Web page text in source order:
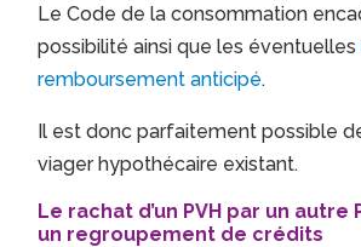
LeCode de la consommation
possibilité ainsi que les éventuelles
remboursement anticipé.
Il est donc parfaitement possible
viager hypothécaire existant.
Le rachat d’un PVH par un autre
un regroupement de crédits